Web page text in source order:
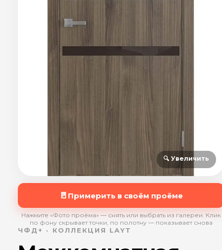
🔍 Увеличить
🚪 Примерить в своём проёме
Нажмите «Фото проёма» — снять или выбрать из галереи. Клик
по фону скрывает точки, по полотну — показывает снова
ЧФД+ · КОЛЛЕКЦИЯ LAYT